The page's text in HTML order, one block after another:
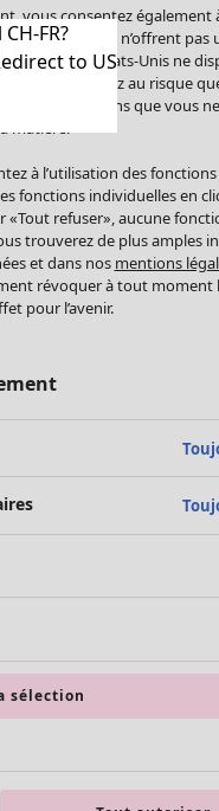
FR?
to US
vous consentez également
Les États-Unis n’offrent pas
l’UE. Les États-Unis ne
vous exposez au risque
personnel sans que vous
matière.
à l’utilisation des
fonctions individuelles en
«Tout refuser», aucune
trouverez de plus amples
et dans nos mentions
révoquer à tout moment
pour l’avenir.
sélection